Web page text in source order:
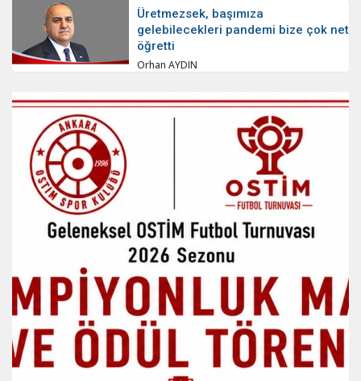
Üretmezsek, başımıza
gelebilecekleri pandemi bize çok net
öğretti
Orhan AYDIN